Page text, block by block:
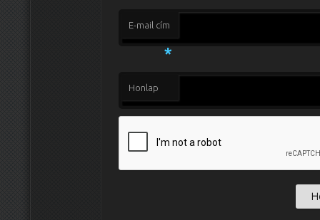
E-mail cím
*
Honlap